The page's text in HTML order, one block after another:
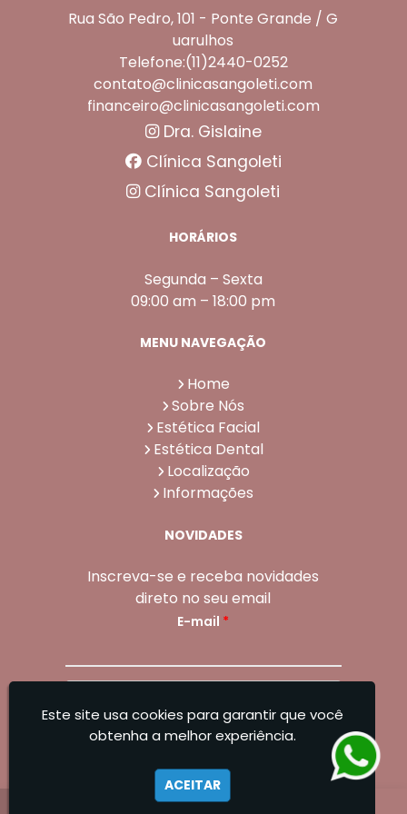
Rua São Pedro, 101 - Ponte Grande / G
uarulhos
Telefone:(11)2440-0252
contato@clinicasangoleti.com
financeiro@clinicasangoleti.com
Dra. Gislaine
Clínica Sangoleti
Clínica Sangoleti
HORÁRIOS
Segunda – Sexta
09:00 am – 18:00 pm
MENU NAVEGAÇÃO
Home
Sobre Nós
Estética Facial
Estética Dental
Localização
Informações
NOVIDADES
Inscreva-se e receba novidades
direto no seu email
E-mail *
Sangoleti Odontologia - Estética Dental e
Este site usa cookies para garantir que você
obtenha a melhor experiência.
ACEITAR